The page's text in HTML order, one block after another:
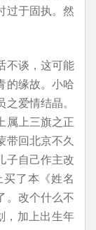
过于固执。然
不谈，这可能
的缘故。小哈
爱情结晶。
属上三旗之正
带回北京不久
子自己作主改
了本《姓名
。改个什么不
，加上出生年